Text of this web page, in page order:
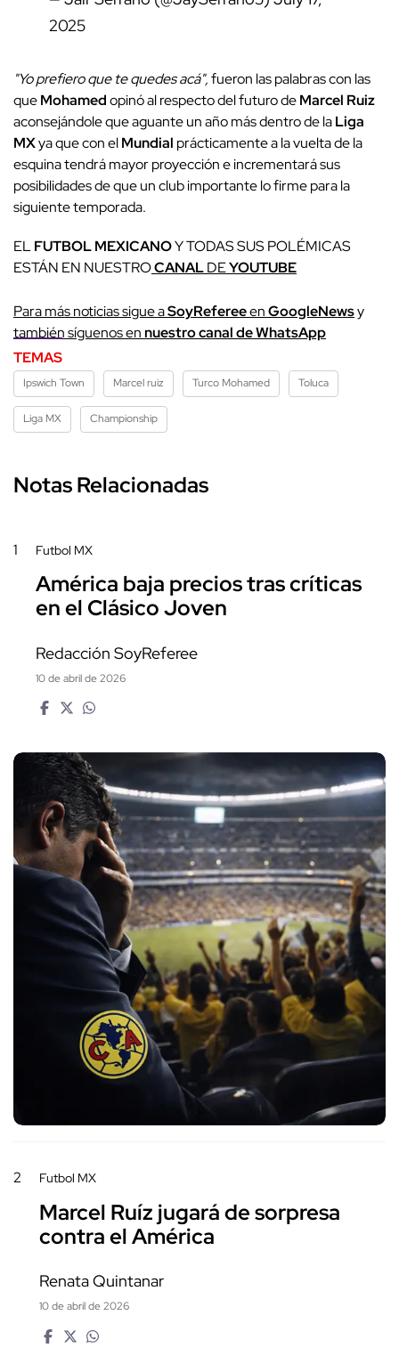
2025
"Yo prefiero que te quedes acá",fueron las palabras con las
queMohamedopinó al respecto del futuro deMarcel Ruiz
aconsejándole que aguante un año más dentro de laLiga
MXya que con elMundial prácticamente a la vuelta de la
esquina tendrá mayor proyección e incrementará sus
posibilidades de que un club importante lo firme para la
siguiente temporada.
ELFUTBOL MEXICANOY TODAS SUS POLÉMICAS
ESTÁN EN NUESTROCANALDEYOUTUBE
Para más noticias sigue aSoyRefereeenGoogleNewsy
también síguenos ennuestro canal de WhatsApp
TEMAS
Ipswich Town Marcel ruiz Turco Mohamed Toluca
Liga MX Championship
Notas Relacionadas
1 Futbol MX
América baja precios tras críticas
en el Clásico Joven
Redacción SoyReferee
10 de abril de 2026
2 Futbol MX
Marcel Ruíz jugará de sorpresa
contra el América
Renata Quintanar
10 de abril de 2026